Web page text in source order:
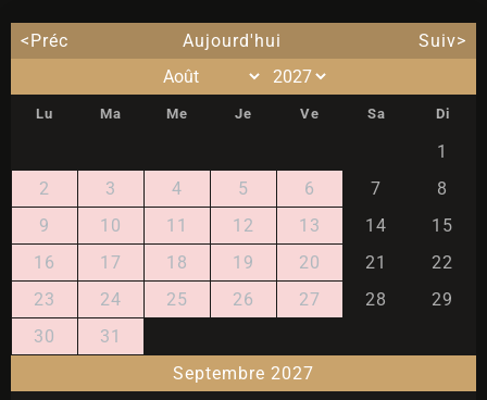
<Préc Aujourd'hui Suiv>
Lu Ma Me Je Ve Sa Di
1
2
3 4 5 6 7
8
9
10 11 12 13 14
15
16
17 18 19 20 21
22
23
24 25 26 27 28
29
30
31
Septembre 2027
Adultes